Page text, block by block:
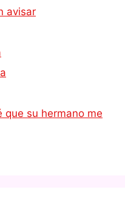
avisar
que su hermano me